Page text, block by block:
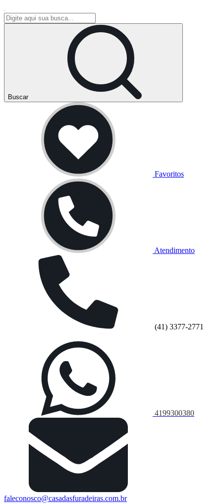
Buscar
Favoritos
Atendimento
(41) 3377-2771
4199300380
faleconosco@casadasfuradeiras.com.br